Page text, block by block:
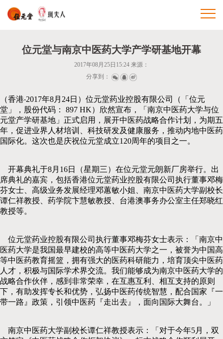
位元堂与南京中医药大学产学研基地开幕
2017年08月25日15:24 来源：
分享到：
（香港‧2017年8月24日）位元堂药业控股有限公司（「位元
堂」，股份代码： 897 HK）欣然宣布，「南京中医药大学与位
元堂产学研基地」正式启用，展开中医药战略合作计划，为期五
年，促进业界人材培训、科技研发及健康服务，推动内地中医药
国际化。这次也是庆祝位元堂成立120周年的项目之一。
开幕典礼于8月16日（星期三）在位元堂元朗新厂房举行。出
席典礼的嘉宾，包括香港位元堂药业控股有限公司执行董事邓梅
芬女士、高级业务发展经理邓蕙敏小姐、南京中医药大学副校长
谭仁祥教授、药学院卞慧敏教授、台港澳事务办公室主任郑晓红
教授等。
位元堂药业控股有限公司执行董事邓梅芬女士表示：「南京中
医药大学是我国最早建校的高等中医药大学之一，被誉为中国高
等中医药教育摇篮，拥有强大的医药科研能力，培育顶尖中医药
人才，积极与国际学术界交流。我们能够成为南京中医药大学的
战略合作伙伴，感到非常荣幸，在互惠互利、相互支持的原则
下，有助发挥专长和优势，弘扬中医药传统智慧，配合国家『一
带一路』政策，引领中医药『走出去』，面向国际大舞台。」
南京中医药大学副校长谭仁祥教授表示：「对于今年5月，双